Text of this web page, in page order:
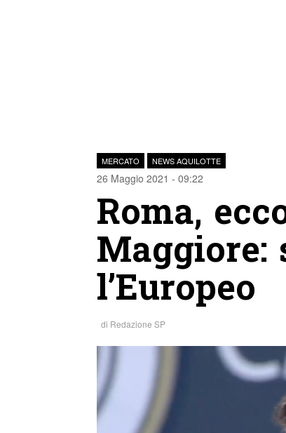
MERCATO NEWS AQUILOTTE
26 Maggio 2021 - 09:22
Roma,
Maggiore:
l’Europeo
di Redazione SP